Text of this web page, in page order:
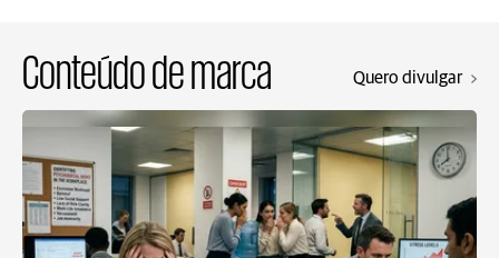
Conteúdo de marca Quero divulgar